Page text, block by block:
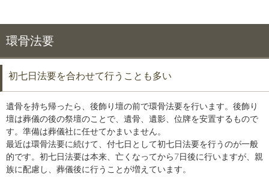
環骨法要
初七日法要を合わせて行うことも多い
遺骨を持ち帰ったら、後飾り壇の前で環骨法要を行います。後飾り
壇は葬儀の後の祭壇のことで、遺骨、遺影、位牌を安置するもので
す。準備は葬儀社に任せてかまいません。
最近は環骨法要に続けて、付七日として初七日法要を行うのが一般
的です。初七日法要は本来、亡くなってから7日後に行いますが、親
族に配慮し、葬儀後に行うことが増えています。